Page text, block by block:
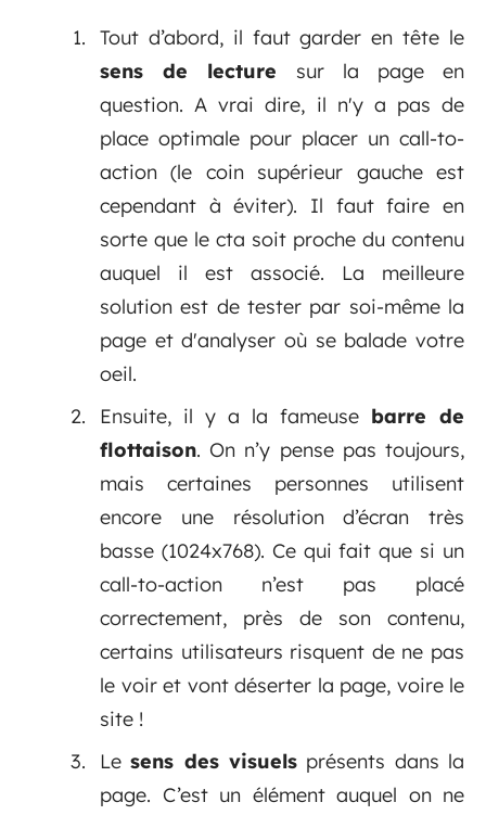
Tout d’abord, il faut garder en tête le
sens de lecture sur la page en
question. A vrai dire, il n'y a pas de
place optimale pour placer un call-to-
action (le coin supérieur gauche est
cependant à éviter). Il faut faire en
sorte que le cta soit proche du contenu
auquel il est associé. La meilleure
solution est de tester par soi-même la
page et d'analyser où se balade votre
oeil.
Ensuite, il y a la fameuse barre de
flottaison. On n’y pense pas toujours,
mais certaines personnes utilisent
encore une résolution d’écran très
basse (1024x768). Ce qui fait que si un
call-to-action n’est pas placé
correctement, près de son contenu,
certains utilisateurs risquent de ne pas
le voir et vont déserter la page, voire le
site !
Lesens des visuels présents dans la
page. C’est un élément auquel on ne